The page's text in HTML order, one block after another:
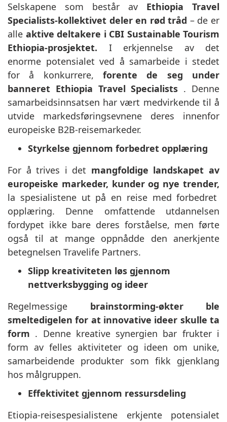
Selskapene som består av Ethiopia Travel
Specialists-kollektivet deler en rød tråd – de er
alle aktive deltakere i CBI Sustainable Tourism
Ethiopia-prosjektet. I erkjennelse av det
enorme potensialet ved å samarbeide i stedet
for å konkurrere, forente de seg under
banneret Ethiopia Travel Specialists . Denne
samarbeidsinnsatsen har vært medvirkende til å
utvide markedsføringsevnene deres innenfor
europeiske B2B-reisemarkeder.
Styrkelse gjennom forbedret opplæring
For å trives i det mangfoldige landskapet av
europeiske markeder, kunder og nye trender,
la spesialistene ut på en reise med forbedret
opplæring. Denne omfattende utdannelsen
fordypet ikke bare deres forståelse, men førte
også til at mange oppnådde den anerkjente
betegnelsen Travelife Partners.
Slipp kreativiteten løs gjennom
nettverksbygging og ideer
Regelmessige brainstorming-økter ble
smeltedigelen for at innovative ideer skulle ta
form . Denne kreative synergien bar frukter i
form av felles aktiviteter og ideen om unike,
samarbeidende produkter som fikk gjenklang
hos målgruppen.
Effektivitet gjennom ressursdeling
Etiopia-reisespesialistene erkjente potensialet